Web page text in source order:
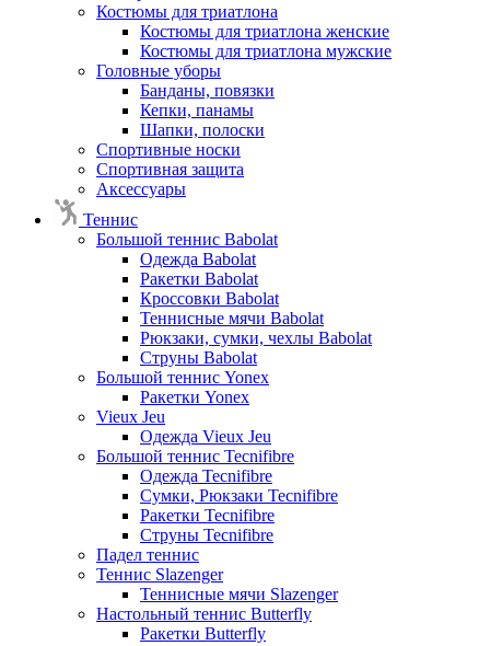
Костюмы для триатлона
Костюмы для триатлона женские
Костюмы для триатлона мужские
Головные уборы
Банданы, повязки
Кепки, панамы
Шапки, полоски
Спортивные носки
Спортивная защита
Аксессуары
Теннис
Большой теннис Babolat
Одежда Babolat
Ракетки Babolat
Кроссовки Babolat
Теннисные мячи Babolat
Рюкзаки, сумки, чехлы Babolat
Струны Babolat
Большой теннис Yonex
Ракетки Yonex
Vieux Jeu
Одежда Vieux Jeu
Большой теннис Tecnifibre
Одежда Tecnifibre
Сумки, Рюкзаки Tecnifibre
Ракетки Tecnifibre
Струны Tecnifibre
Падел теннис
Теннис Slazenger
Теннисные мячи Slazenger
Настольный теннис Butterfly
Ракетки Butterfly